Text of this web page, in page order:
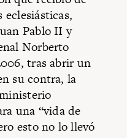
Pablo II y
Norberto
tras abrir un
su contra, la
una “vida de
esto no lo llevó